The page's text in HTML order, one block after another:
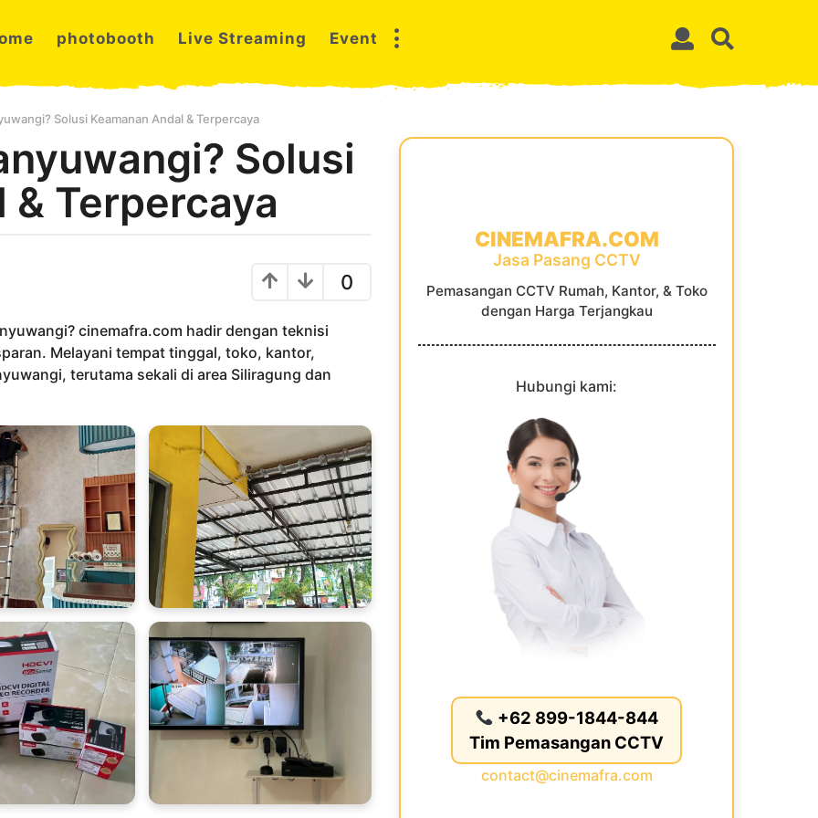
photobooth Live Streaming Event
Solusi Keamanan Andal & Terpercaya
Solusi
& Terpercaya
0
cinemafra.com hadir dengan teknisi
Melayani tempat tinggal, toko, kantor,
terutama sekali di area Siliragung dan
CINEMAFRA.COM
Jasa Pasang CCTV
Pemasangan CCTV Rumah, Kantor, & Toko
dengan Harga Terjangkau
Hubungi kami:
+62 899-1844-844
Tim Pemasangan CCTV
contact@cinemafra.com